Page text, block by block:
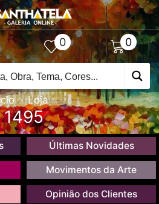
0 0
Loja
1495
Últimas Novidades
Movimentos da Arte
Opinião dos Clientes